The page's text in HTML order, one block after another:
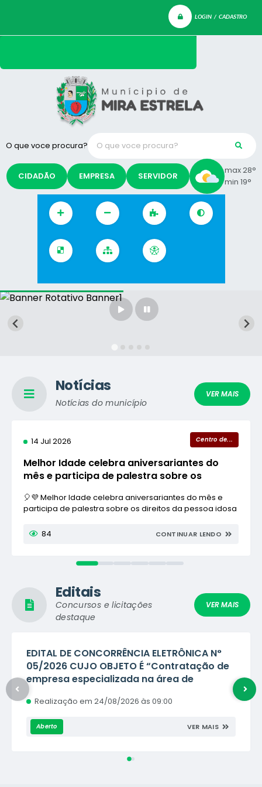
LOGIN / CADASTRO
O que voce procura?
CIDADÃO EMPRESA SERVIDOR
max 28°
min 19°
Notícias
Notícias do município
VER MAIS
Melhor Idade celebra aniversariantes do
mês e participa de palestra sobre os
14 Jul 2026 Centro de...
84
🎈💜 Melhor Idade celebra aniversariantes do mês e
participa de palestra sobre os direitos da pessoa idosa
Social e do Centro de Convivência da Melhor Idade,
CONTINUAR LENDO
Editais
Concursos e licitações
destaque
VER MAIS
EDITAL DE CONCORRÊNCIA ELETRÔNICA N°
05/2026 CUJO OBJETO É “Contratação de
empresa especializada na área de
engenharia ou arquitetura para REFORMA
DO CONJUNTO DE SANITÁRIOS PÚBLICOS –
PRAIA FLUVIAL, localizado no Município...
Aberto
Realização em 24/08/2026 09:00
VER MAIS